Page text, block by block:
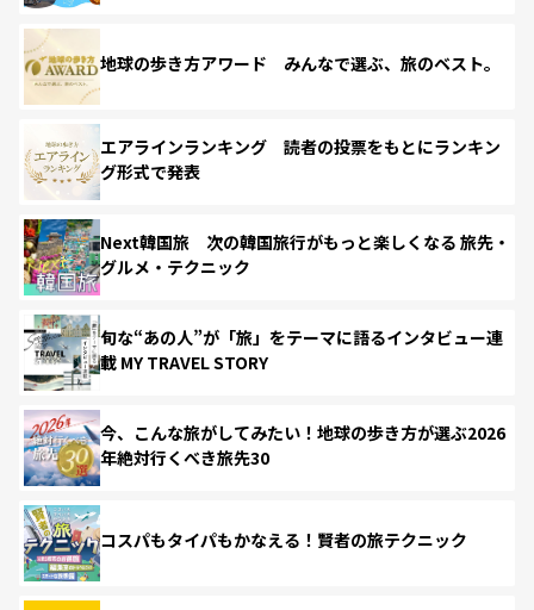
地球の歩き方アワード みんなで選ぶ、旅のベスト。
エアラインランキング 読者の投票をもとにランキン
グ形式で発表
Next韓国旅 次の韓国旅行がもっと楽しくなる 旅先・
グルメ・テクニック
旬な“あの人”が「旅」をテーマに語るインタビュー連
載 MY TRAVEL STORY
今、こんな旅がしてみたい！地球の歩き方が選ぶ2026
年絶対行くべき旅先30
コスパもタイパもかなえる！賢者の旅テクニック